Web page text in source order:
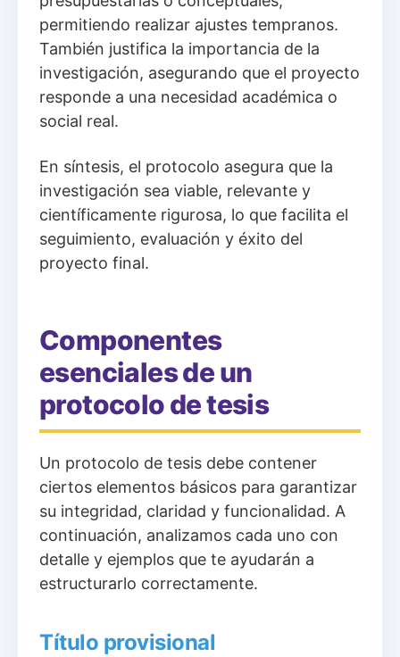
permitiendo realizar ajustes tempranos.
También justifica la importancia de la
investigación, asegurando que el proyecto
responde a una necesidad académica o
social real.
En síntesis, el protocolo asegura que la
investigación sea viable, relevante y
científicamente rigurosa, lo que facilita el
seguimiento, evaluación y éxito del
proyecto final.
Componentes
esenciales de un
protocolo de tesis
Un protocolo de tesis debe contener
ciertos elementos básicos para garantizar
su integridad, claridad y funcionalidad. A
continuación, analizamos cada uno con
detalle y ejemplos que te ayudarán a
estructurarlo correctamente.
Título provisional